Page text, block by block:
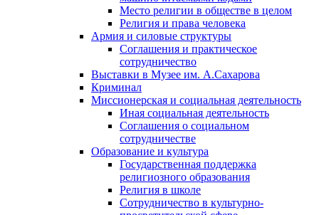
Место религии в обществе в целом
Религия и права человека
Армия и силовые структуры
Соглашения и практическое
сотрудничество
Выставки в Музее им. А.Сахарова
Криминал
Миссионерская и социальная деятельность
Иная социальная деятельность
Соглашения о социальном
сотрудничестве
Образование и культура
Государственная поддержка
религиозного образования
Религия в школе
Сотрудничество в культурно-